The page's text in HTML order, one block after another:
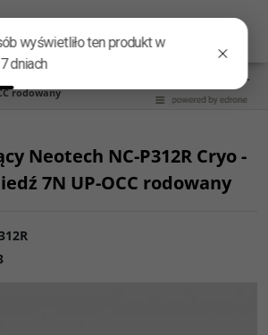
MenuPanel
Wtyk zasilający Neotech NC-P312R Cryo -
rodowany
Neotech NC-P312R Cryo -
7N UP-OCC rodowany